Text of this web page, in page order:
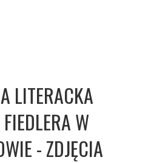
LITERACKA
W
- ZDJĘCIA